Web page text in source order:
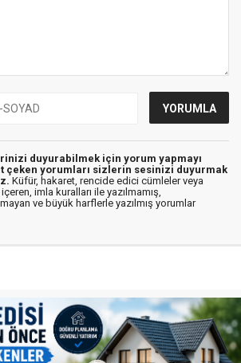
duyurabilmek için yorum yapmayı
çeken yorumları sizlerin sesinizi duyurmak
Küfür, hakaret, rencide edici cümleler veya
imla kuralları ile yazılmamış,
ve büyük harflerle yazılmış yorumlar